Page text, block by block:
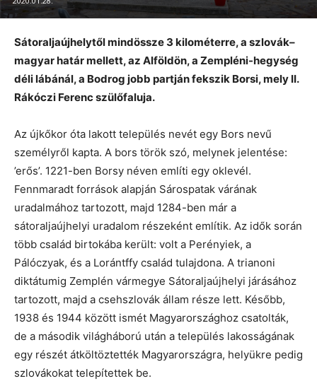
Sátoraljaújhelytől mindössze 3 kilométerre, a szlovák–
magyar határ mellett, az Alföldön, a Zempléni-hegység
déli lábánál, a Bodrog jobb partján fekszik Borsi, mely II.
Rákóczi Ferenc szülőfaluja.
Az újkőkor óta lakott település nevét egy Bors nevű
személyről kapta. A bors török szó, melynek jelentése:
’erős’. 1221-ben Borsy néven említi egy oklevél.
Fennmaradt források alapján Sárospatak várának
uradalmához tartozott, majd 1284-ben már a
sátoraljaújhelyi uradalom részeként említik. Az idők során
több család birtokába került: volt a Perényiek, a
Pálóczyak, és a Lorántffy család tulajdona. A trianoni
diktátumig Zemplén vármegye Sátoraljaújhelyi járásához
tartozott, majd a csehszlovák állam része lett. Később,
1938 és 1944 között ismét Magyarországhoz csatolták,
de a második világháború után a település lakosságának
egy részét átköltöztették Magyarországra, helyükre pedig
szlovákokat telepítettek be.